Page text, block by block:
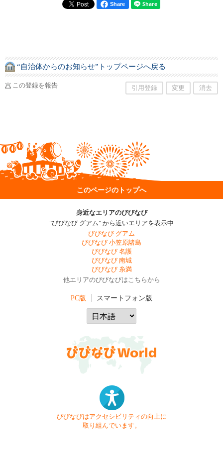
Share
“自治体からのお知らせ”トップページへ戻る
この登録を報告 引用登録 変更 消去
このページのトップへ
身近なエリアのびびなび
"びびなび グアム" から近いエリアを表示中
びびなび グアム
びびなび 小笠原諸島
びびなび 名護
びびなび 南城
びびなび 糸満
他エリアのびびなびはこちらから
PC版 スマートフォン版
びびなびはアクセシビリティの向上に
取り組んでいます。